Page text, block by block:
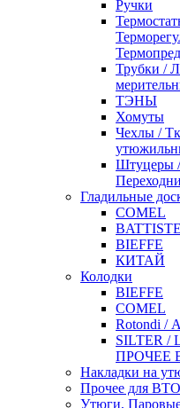
Ручки
Трубки /
ТЭНЫ
Хомуты
Чехлы /
Штуцеры
Гладильные
COMEL
BIEFFE
КИТАЙ
Колодки
BIEFFE
COMEL
Rotondi /
SILTER /
ПРОЧЕЕ
Накладки на
Прочее для ВТО
Утюги,